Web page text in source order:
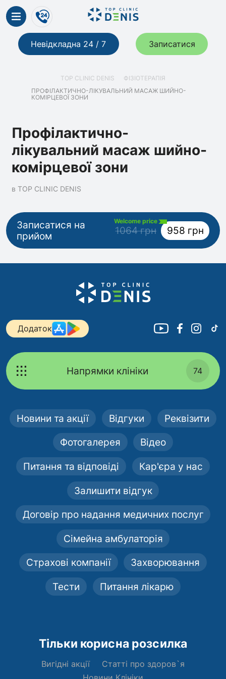
Невідкладна 24 / 7 Записатися
TOP CLINIC DENIS
ФІЗІОТЕРАПІЯ
ПРОФІЛАКТИЧНО-ЛІКУВАЛЬНИЙ МАСАЖ ШИЙНО-
КОМІРЦЕВОЇ ЗОНИ
Профілактично-
лікувальний масаж шийно-
комірцевої зони
в TOP CLINIC DENIS
Записатися на
прийом
Welcome price
1064 грн 958 грн
Додаток
Напрямки клініки 74
Новини та акції Відгуки Реквізити
Фотогалерея Відео
Питання та відповіді Кар'єра у нас
Залишити відгук
Договір про надання медичних послуг
Сімейна амбулаторія
Страхові компанії Захворювання
Тести Питання лікарю
Тільки корисна розсилка
Вигідні акції
Статті про здоров`я